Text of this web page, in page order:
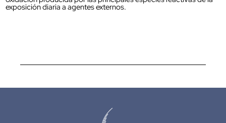
exposición diaria a agentes externos.